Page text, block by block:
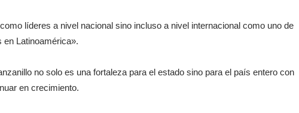
líderes a nivel nacional sino incluso a nivel internacional como uno de
en Latinoamérica».
no solo es una fortaleza para el estado sino para el país entero con
en crecimiento.